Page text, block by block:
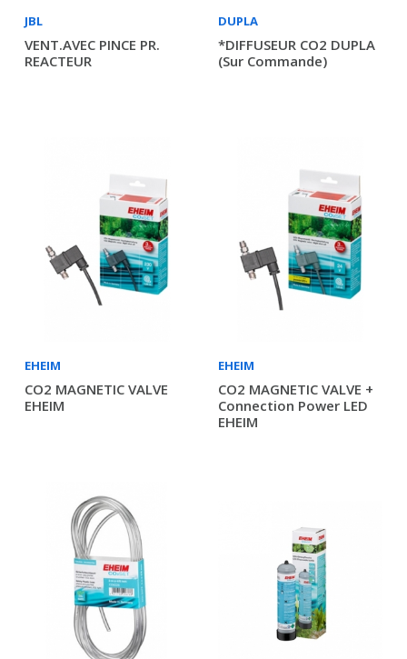
JBL
VENT.AVEC PINCE PR.
REACTEUR
DUPLA
*DIFFUSEUR CO2 DUPLA
(sur Commande)
EHEIM
CO2 MAGNETIC VALVE
EHEIM
EHEIM
CO2 MAGNETIC VALVE +
Connection Power LED
EHEIM